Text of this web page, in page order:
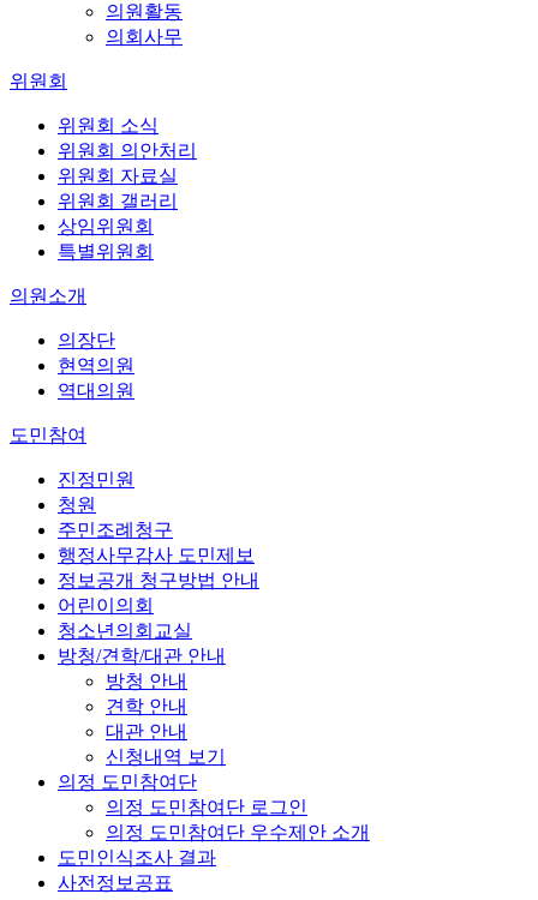
의원활동
의회사무
위원회
위원회 소식
위원회 의안처리
위원회 자료실
위원회 갤러리
상임위원회
특별위원회
의원소개
의장단
현역의원
역대의원
도민참여
진정민원
청원
주민조례청구
행정사무감사 도민제보
정보공개 청구방법 안내
어린이의회
청소년의회교실
방청/견학/대관 안내
방청 안내
견학 안내
대관 안내
신청내역 보기
의정 도민참여단
의정 도민참여단 로그인
의정 도민참여단 우수제안 소개
도민인식조사 결과
사전정보공표